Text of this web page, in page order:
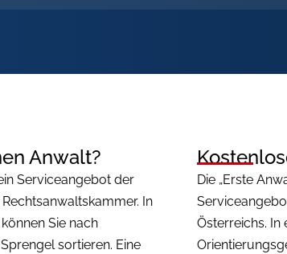
Anwalt?
Serviceangebot der
In
Sie nach
sortieren. Eine
Die „Erste
Österreichs. In